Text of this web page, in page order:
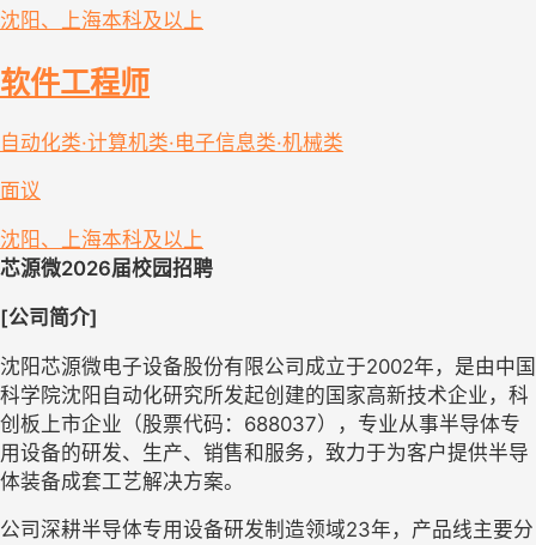
沈阳、上海本科及以上
软件工程师
自动化类·计算机类·电子信息类·机械类
面议
沈阳、上海本科及以上
芯源微2026届校园招聘
[公司简介]
沈阳芯源微电子设备股份有限公司成立于2002年，是由中国
科学院沈阳自动化研究所发起创建的国家高新技术企业，科
创板上市企业（股票代码：688037），专业从事半导体专
用设备的研发、生产、销售和服务，致力于为客户提供半导
体装备成套工艺解决方案。
公司深耕半导体专用设备研发制造领域23年，产品线主要分